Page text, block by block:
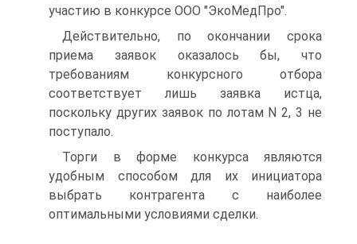
участию в конкурсе ООО "ЭкоМедПро".
Действительно, по окончании срока
приема заявок оказалось бы, что
требованиям конкурсного отбора
соответствует лишь заявка истца,
поскольку других заявок по лотам N 2, 3 не
поступало.
Торги в форме конкурса являются
удобным способом для их инициатора
выбрать контрагента с наиболее
оптимальными условиями сделки.